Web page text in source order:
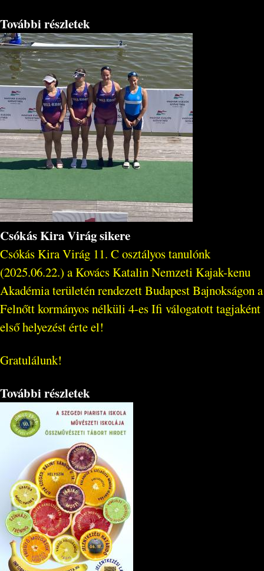
További részletek
Csókás Kira Virág sikere
Csókás Kira Virág 11. C osztályos tanulónk
(2025.06.22.) a Kovács Katalin Nemzeti Kajak-kenu
Akadémia területén rendezett Budapest Bajnokságon a
Felnőtt kormányos nélküli 4-es Ifi válogatott tagjaként
első helyezést érte el!
Gratulálunk!
További részletek